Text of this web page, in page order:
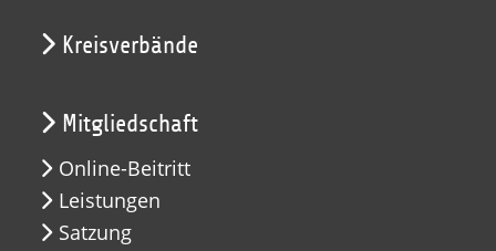
Kreisverbände
Mitgliedschaft
Online-Beitritt
Leistungen
Satzung